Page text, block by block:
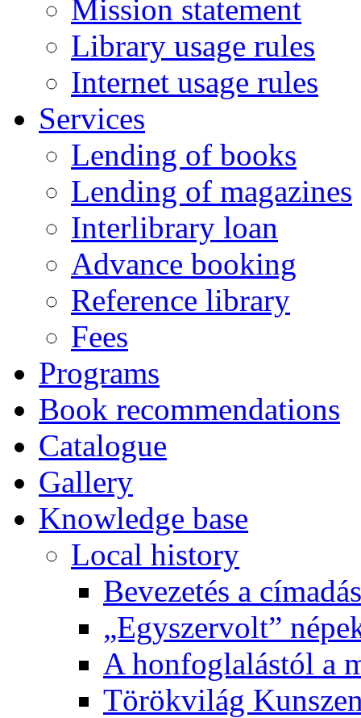
Mission statement
Library usage rules
Internet usage rules
Services
Lending of books
Lending of magazines
Interlibrary loan
Advance booking
Reference library
Fees
Programs
Book recommendations
Catalogue
Gallery
Knowledge base
Local history
Bevezetés a
„Egyszervolt”
A honfoglalástól a
Törökvilág